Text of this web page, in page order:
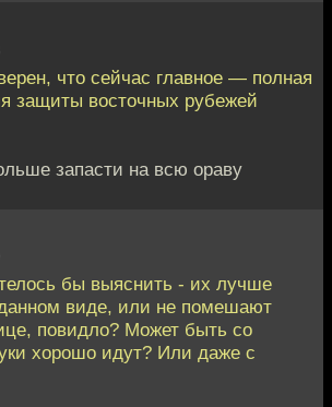
что сейчас главное — полная
защиты восточных рубежей
запасти на всю ораву
бы выяснить - их лучше
виде, или не помешают
повидло? Может быть со
хорошо идут? Или даже с